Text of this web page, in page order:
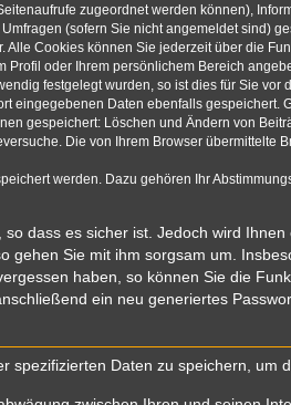
zugeordnet werden können),
(sofern Sie nicht angemeldet sind)
Cookies können Sie jederzeit über die
oder Ihrem persönlichem Bereich
festgelegt wurden, so ist dies für Sie vor
eingegebenen Daten ebenfalls
gespeichert: Löschen und Ändern von
Die von Ihrem Browser übermittelte
werden. Dazu gehören Ihr
dass es sicher ist. Jedoch wird
Sie mit ihm sorgsam um.
haben, so können Sie die
ein neu generiertes
Daten zu speichern, um